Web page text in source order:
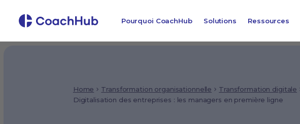
Pourquoi CoachHub Solutions Ressources
Home Transformation organisationnelle
Transformation digitale
Digitalisation des entreprises : les managers en première ligne